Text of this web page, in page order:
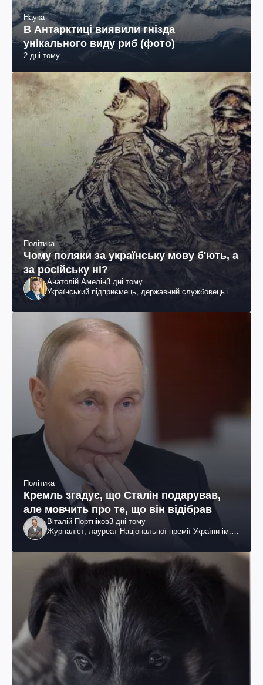
Наука
В Антарктиці виявили гнізда
унікального виду риб (фото)
2 дні тому
Політика
Чому поляки за українську мову б'ють, а
за російську ні?
Анатолій Амелін3 дні тому
Український підприємець, державний службовець і
Політика
Кремль згадує, що Сталін подарував,
але мовчить про те, що він відібрав
Віталій Портніков3 дні тому
Журналіст, лауреат Національної премії України ім.